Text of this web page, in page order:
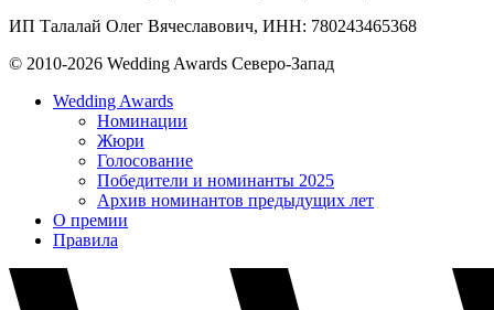
ИП Талалай Олег Вячеславович, ИНН: 780243465368
© 2010-2026 Wedding Awards Северо-Запад
Wedding Awards
Номинации
Жюри
Голосование
Победители и номинанты 2025
Архив номинантов предыдущих лет
О премии
Правила